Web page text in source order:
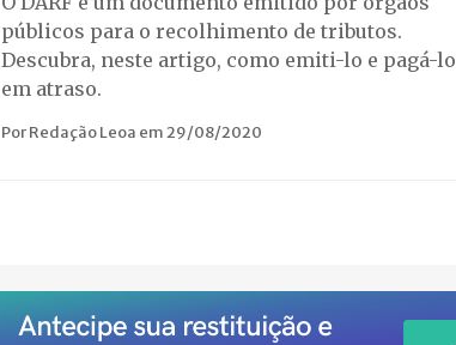
públicos para o recolhimento de tributos.
Descubra, neste artigo, como emiti-lo e pagá-lo
em atraso.
Por Redação Leoa em 29/08/2020